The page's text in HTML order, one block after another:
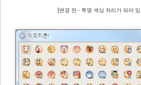
[변경 전 - 투명 색상 처리가 되어